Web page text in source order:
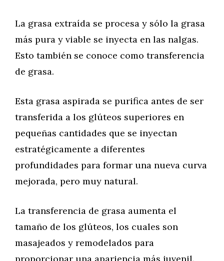
La grasa extraída se procesa y sólo la grasa
más pura y viable se inyecta en las nalgas.
Esto también se conoce como transferencia
de grasa.
Esta grasa aspirada se purifica antes de ser
transferida a los glúteos superiores en
pequeñas cantidades que se inyectan
estratégicamente a diferentes
profundidades para formar una nueva curva
mejorada, pero muy natural.
La transferencia de grasa aumenta el
tamaño de los glúteos, los cuales son
masajeados y remodelados para